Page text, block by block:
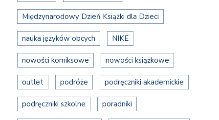
Międzynarodowy Dzień Książki dla Dzieci
nauka języków obcych NIKE
nowości komiksowe nowości książkowe
outlet podróże podręczniki akademickie
podręczniki szkolne poradniki